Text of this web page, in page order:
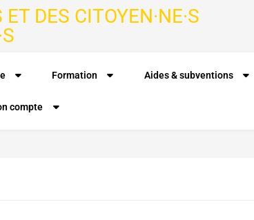
DES CITOYEN·NE·S
Formation Aides & subventions
compte